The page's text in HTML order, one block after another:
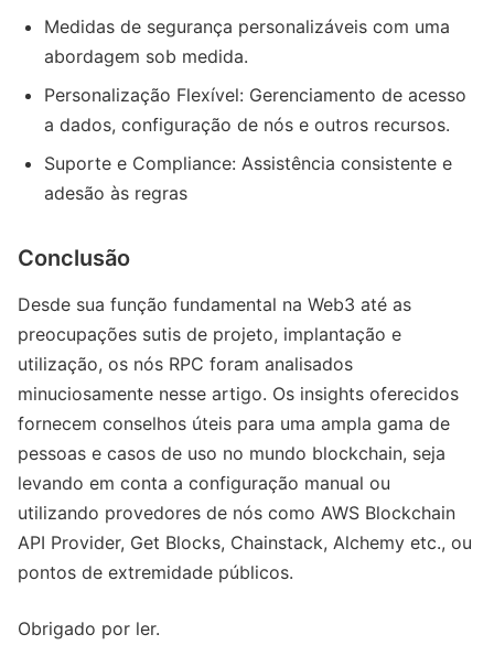
Medidas de segurança personalizáveis com uma
abordagem sob medida.
Personalização Flexível: Gerenciamento de acesso
a dados, configuração de nós e outros recursos.
Suporte e Compliance: Assistência consistente e
adesão às regras
Conclusão
Desde sua função fundamental na Web3 até as
preocupações sutis de projeto, implantação e
utilização, os nós RPC foram analisados
minuciosamente nesse artigo. Os insights oferecidos
fornecem conselhos úteis para uma ampla gama de
pessoas e casos de uso no mundo blockchain, seja
levando em conta a configuração manual ou
utilizando provedores de nós como AWS Blockchain
API Provider, Get Blocks, Chainstack, Alchemy etc., ou
pontos de extremidade públicos.
Obrigado por ler.